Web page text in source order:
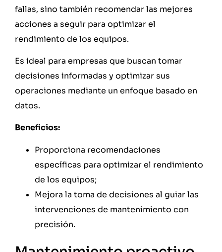
fallas, sino también recomendar las mejores
acciones a seguir para optimizar el
rendimiento de los equipos.
Es ideal para empresas que buscan tomar
decisiones informadas y optimizar sus
operaciones mediante un enfoque basado en
datos.
Beneficios:
Proporciona recomendaciones
específicas para optimizar el rendimiento
de los equipos;
Mejora la toma de decisiones al guiar las
intervenciones de mantenimiento con
precisión.